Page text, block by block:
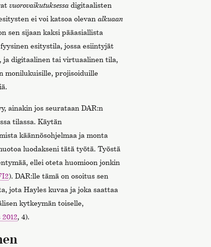
vuorovaikutuksessa digitaalisten
ei voi katsoa olevan alkuaan
sen sijaan kaksi pääasiallista
fyysinen esitystila, jossa esiintyjät
digitaalinen tai virtuaalinen tila,
monilukuisille, projisoiduille
ainakin jos seurataan DAR:n
tilassa. Käytän
käännösohjelmaa ja monta
luodakseni tätä työtä. Työstä
ellei oteta huomioon jonkin
). DAR:lle tämä on osoitus sen
jota Hayles kuvaa ja joka saattaa
kytkeymän toiselle,
, 4).